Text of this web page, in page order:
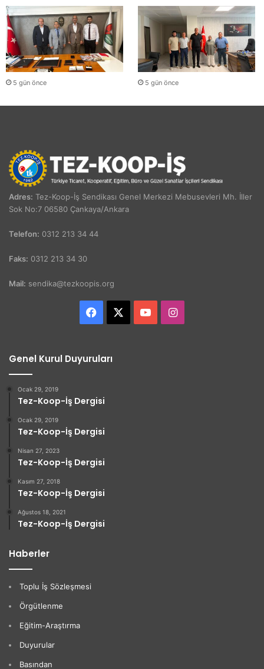
5 gün önce 5 gün önce
Adres: Tez-Koop-İş Sendikası Genel Merkezi Mebusevleri Mh. İller
Sok No:7 06580 Çankaya/Ankara
Telefon: 0312 213 34 44
Faks: 0312 213 34 30
Mail: sendika@tezkoopis.org
Facebook YouTubeInstagram
Genel Kurul Duyuruları
Ocak 29, 2019
Tez-Koop-İş Dergisi
Ocak 29, 2019
Tez-Koop-İş Dergisi
Nisan 27, 2023
Tez-Koop-İş Dergisi
Kasım 27, 2018
Tez-Koop-İş Dergisi
Ağustos 18, 2021
Tez-Koop-İş Dergisi
Haberler
Toplu İş Sözleşmesi
Örgütlenme
Eğitim-Araştırma
Duyurular
Basından